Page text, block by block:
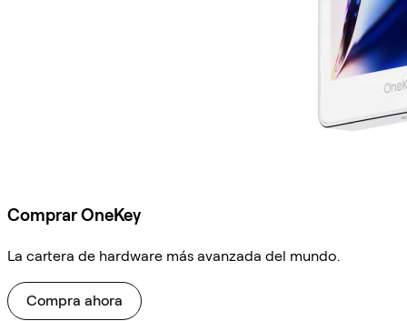
Comprar OneKey
La cartera de hardware más avanzada del mundo.
Compra ahora